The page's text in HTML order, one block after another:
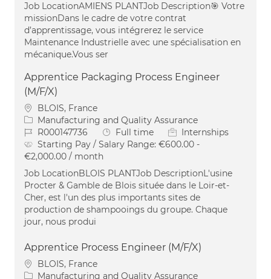
Job LocationAMIENS PLANTJob Description🎯 Votre
missionDans le cadre de votre contrat
d’apprentissage, vous intégrerez le service
Maintenance Industrielle avec une spécialisation en
mécanique.Vous ser
Apprentice Packaging Process Engineer
(M/F/X)
Location
BLOIS, France
Category
Manufacturing and Quality Assurance
Job IdR000147736 Job Type
Full time
Internships
Starting Pay / Salary Range: €600.00 -
€2,000.00 / month
Job LocationBLOIS PLANTJob DescriptionL'usine
Procter & Gamble de Blois située dans le Loir-et-
Cher, est l'un des plus importants sites de
production de shampooings du groupe. Chaque
jour, nous produi
Apprentice Process Engineer (M/F/X)
Location
BLOIS, France
Category
Manufacturing and Quality Assurance